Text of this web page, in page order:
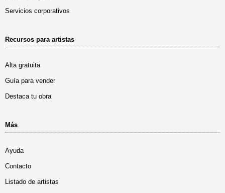
Servicios corporativos
Recursos para artistas
Alta gratuita
Guía para vender
Destaca tu obra
Más
Ayuda
Contacto
Listado de artistas